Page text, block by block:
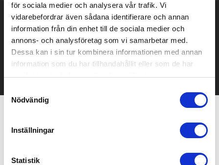
för sociala medier och analysera vår trafik. Vi
vidarebefordrar även sådana identifierare och annan
information från din enhet till de sociala medier och
annons- och analysföretag som vi samarbetar med.
Dessa kan i sin tur kombinera informationen med annan
information som du har tillhandahållit eller som de har
samlat in när du har använt deras tjänster.
Nödvändig
Inställningar
Statistik
Prisuppgift på mailen?
mailen.
Det går också utmärkt att bara ställa frågor!
Relaterade produkter